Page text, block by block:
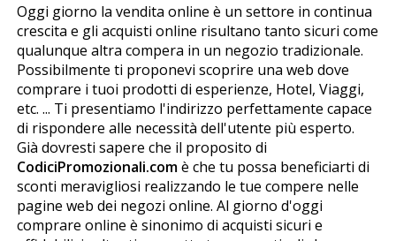
Oggi giorno la vendita online è un settore in continua
crescita e gli acquisti online risultano tanto sicuri come
qualunque altra compera in un negozio tradizionale.
Possibilmente ti proponevi scoprire una web dove
comprare i tuoi prodotti di esperienze, Hotel, Viaggi,
etc. ... Ti presentiamo l'indirizzo perfettamente capace
di rispondere alle necessità dell'utente più esperto.
Già dovresti sapere che il proposito di
CodiciPromozionali.comè che tu possa beneficiarti di
sconti meravigliosi realizzando le tue compere nelle
pagine web dei negozi online. Al giorno d'oggi
comprare online è sinonimo di acquisti sicuri e